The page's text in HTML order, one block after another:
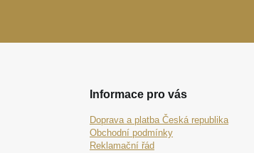
Informace pro vás
Doprava a platba Česká republika
Obchodní podmínky
Reklamační řád